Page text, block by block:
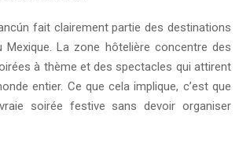
fait clairement partie des destinations
Mexique. La zone hôtelière concentre des
à thème et des spectacles qui attirent
entier. Ce que cela implique, c’est que
soirée festive sans devoir organiser